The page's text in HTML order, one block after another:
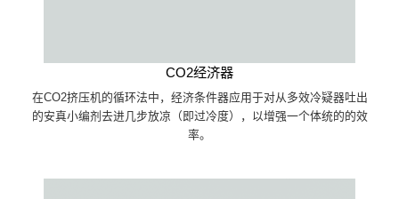
CO2经济器
在CO2挤压机的循环法中，经济条件器应用于对从多效冷疑器吐出
的安真小编剂去进几步放凉（即过冷度），以增强一个体统的的效
率。